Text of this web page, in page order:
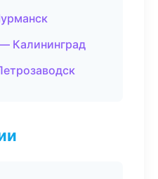
Калининград